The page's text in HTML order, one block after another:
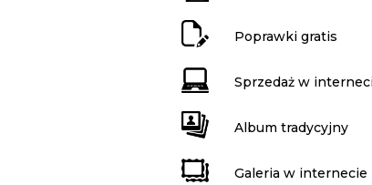
Poprawki gratis
Sprzedaż w
Album tradycyjny
Galeria w internecie